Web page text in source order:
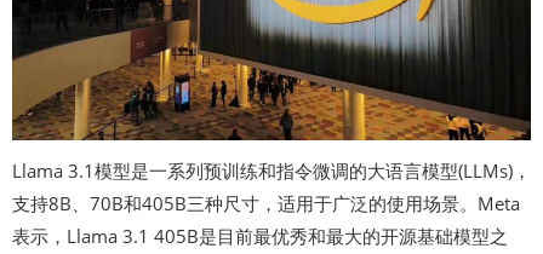
Llama 3.1模型是一系列预训练和指令微调的大语言模型(LLMs)，
支持8B、70B和405B三种尺寸，适用于广泛的使用场景。Meta
表示，Llama 3.1 405B是目前最优秀和最大的开源基础模型之